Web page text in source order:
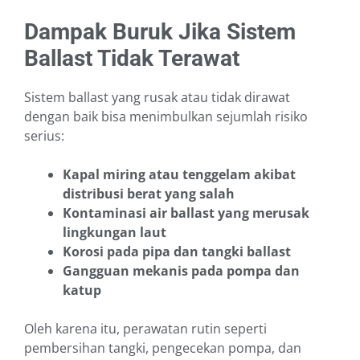
Dampak Buruk Jika Sistem
Ballast Tidak Terawat
Sistem ballast yang rusak atau tidak dirawat
dengan baik bisa menimbulkan sejumlah risiko
serius:
Kapal miring atau tenggelam akibat
distribusi berat yang salah
Kontaminasi air ballast yang merusak
lingkungan laut
Korosi pada pipa dan tangki ballast
Gangguan mekanis pada pompa dan
katup
Oleh karena itu, perawatan rutin seperti
pembersihan tangki, pengecekan pompa, dan